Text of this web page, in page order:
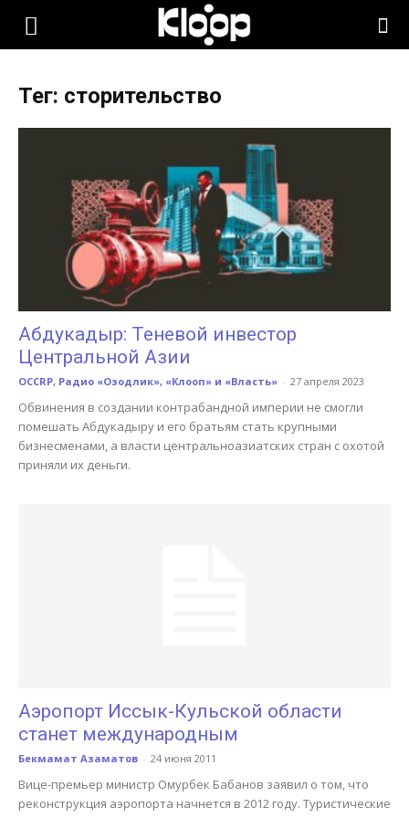
KLOOP.KG
Кыргызстана
Тег: сторительство
Абдукадыр: Теневой инвестор
Центральной Азии
OCCRP, Радио «Озодлик», «Клооп» и «Власть» - 27 апреля 2023
Обвинения в создании контрабандной империи не смогли
помешать Абдукадыру и его братьям стать крупными
бизнесменами, а власти центральноазиатских стран с охотой
приняли их деньги.
Аэропорт Иссык-Кульской области
станет международным
Бекмамат Азаматов - 24 июня 2011
Вице-премьер министр Омурбек Бабанов заявил о том, что
реконструкция аэропорта начнется в 2012 году. Туристические